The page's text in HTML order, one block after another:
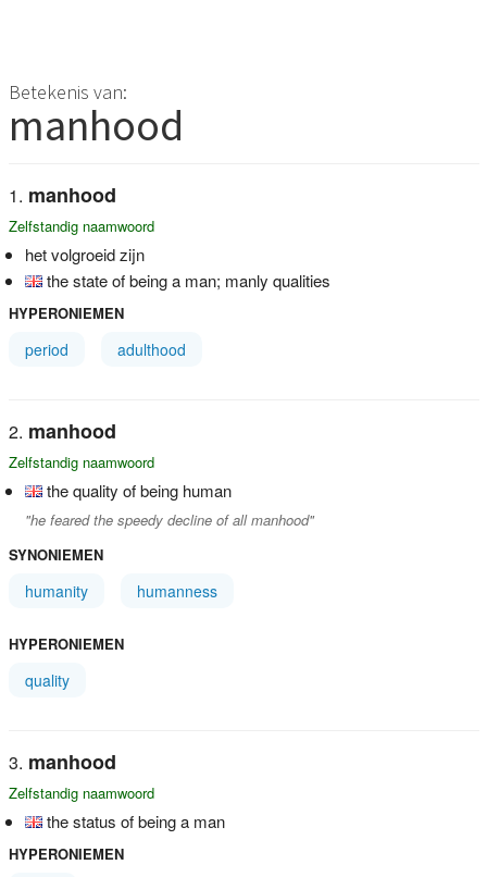
Betekenis van:
manhood
manhood
Zelfstandig naamwoord
het volgroeid zijn
the state of being a man; manly qualities
HYPERONIEMEN
period adulthood
manhood
Zelfstandig naamwoord
the quality of being human
"he feared the speedy decline of all manhood"
SYNONIEMEN
humanity humanness
HYPERONIEMEN
quality
manhood
Zelfstandig naamwoord
the status of being a man
HYPERONIEMEN